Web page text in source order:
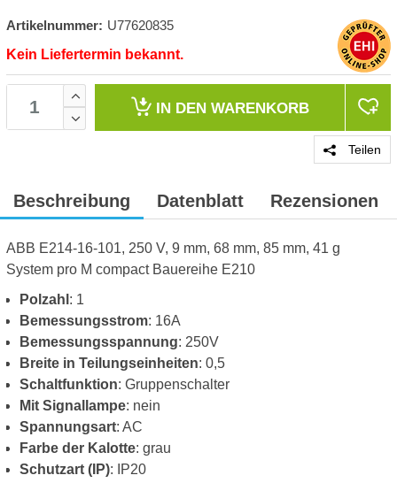
Artikelnummer: U77620835
Kein Liefertermin bekannt.
IN DEN WARENKORB
Teilen
Beschreibung Datenblatt Rezensionen
ABB E214-16-101, 250 V, 9 mm, 68 mm, 85 mm, 41 g
System pro M compact Bauereihe E210
Polzahl : 1
Bemessungsstrom: 16A
Bemessungsspannung: 250V
Breite in Teilungseinheiten: 0,5
Schaltfunktion: Gruppenschalter
Mit Signallampe: nein
Spannungsart: AC
Farbe der Kalotte: grau
Schutzart (IP): IP20